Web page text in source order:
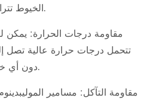
الخيوط تتراوح من م 2 إلى م 30.
مقاومة درجات الحرارة: يمكن
تتحمل درجات حرارة عالية تصل
دون أي خسارة كبيرة في القوة.
مقاومة التآكل: مسامير